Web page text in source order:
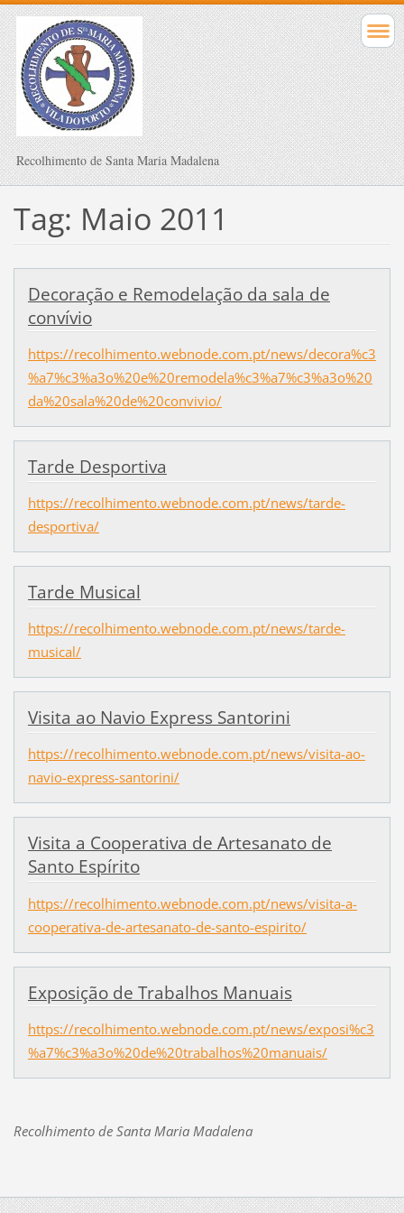
Recolhimento de Santa Maria Madalena
Tag: Maio 2011
Decoração e Remodelação da sala de
convívio
https://recolhimento.webnode.com.pt/news/decora%c3
%a7%c3%a3o%20e%20remodela%c3%a7%c3%a3o%20
da%20sala%20de%20convivio/
Tarde Desportiva
https://recolhimento.webnode.com.pt/news/tarde-
desportiva/
Tarde Musical
https://recolhimento.webnode.com.pt/news/tarde-
musical/
Visita ao Navio Express Santorini
https://recolhimento.webnode.com.pt/news/visita-ao-
navio-express-santorini/
Visita a Cooperativa de Artesanato de
Santo Espírito
https://recolhimento.webnode.com.pt/news/visita-a-
cooperativa-de-artesanato-de-santo-espirito/
Exposição de Trabalhos Manuais
https://recolhimento.webnode.com.pt/news/exposi%c3
%a7%c3%a3o%20de%20trabalhos%20manuais/
Recolhimento de Santa Maria Madalena